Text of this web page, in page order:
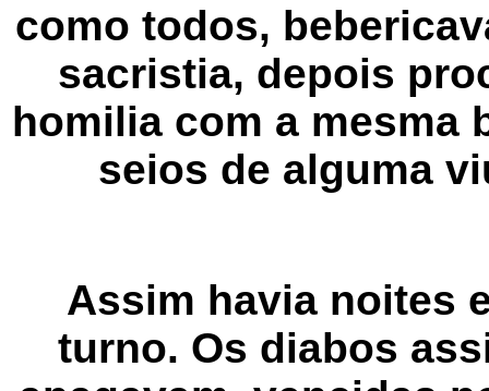
como todos,
sacristia, depois
homilia com a mesma
seios de alguma
Assim havia noites
turno. Os diabos